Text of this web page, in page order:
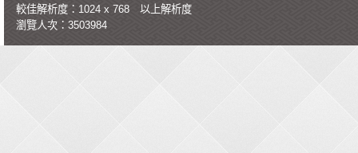
較佳解析度：1024 x 768 以上解析度
瀏覽人次：3503984